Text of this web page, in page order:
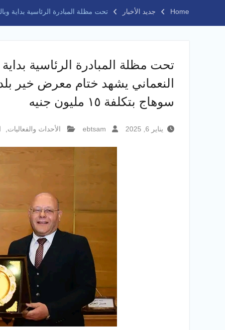
الاول في الابتكار وتمكين المراة والمركز الثاني
Home جديد الأخبار تحت مظلة المبادرة الرئاسية بداية وبالتعاون مع
تحت مظلة المبادرة الرئاسية
سوهاج بتكلفة ١٥ مليون جنيه
يناير 6, 2025 ebtsam الأحداث والفعاليات